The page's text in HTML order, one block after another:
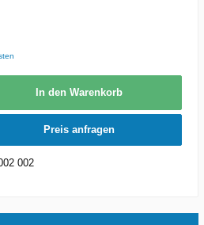
In den Warenkorb
Preis anfragen
002